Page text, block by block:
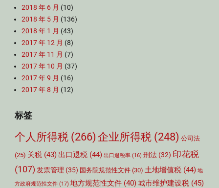
2018 年 6 月 (10)
2018 年 5 月 (136)
2018 年 1 月 (43)
2017 年 12 月 (8)
2017 年 11 月 (7)
2017 年 10 月 (37)
2017 年 9 月 (16)
2017 年 8 月 (12)
标签
个人所得税 (266) 企业所得税 (248) 公司法
(25) 关税 (43) 出口退税 (44) 出口退税率 (16) 刑法 (32) 印花税
(107) 发票管理 (35) 国务院规范性文件 (30) 土地增值税 (44) 地
方政府规范性文件 (17) 地方规范性文件 (40)城市维护建设税 (45)